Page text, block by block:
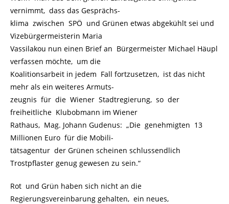
vernimmt, dass das Gesprächs-
klima zwischen SPÖ und Grünen etwas abgekühlt sei und
Vizebürgermeisterin Maria
Vassilakou nun einen Brief an Bürgermeister Michael Häupl
verfassen möchte, um die
Koalitionsarbeit in jedem Fall fortzusetzen, ist das nicht
mehr als ein weiteres Armuts-
zeugnis für die Wiener Stadtregierung, so der
freiheitliche Klubobmann im Wiener
Rathaus, Mag. Johann Gudenus: „Die genehmigten 13
Millionen Euro für die Mobili-
tätsagentur der Grünen scheinen schlussendlich
Trostpflaster genug gewesen zu sein.“
Rot und Grün haben sich nicht an die
Regierungsvereinbarung gehalten, ein neues,